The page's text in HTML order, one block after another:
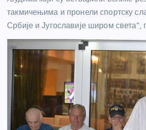
такмичењима и пронели спортску
Србије и Југославије широм света”,